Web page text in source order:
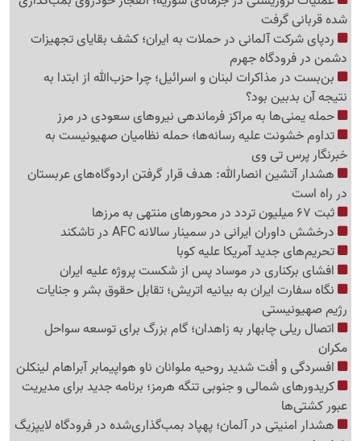
شده قربانی گرفت
ردپای شرکت آلمانی در حملات به ایران؛ کشف بقایای تجهیزات
دشمن در فرودگاه جهرم
بن‌بست در مذاکرات لبنان و اسرائیل؛ چرا حزب‌الله از ابتدا به
نتیجه آن بدبین بود؟
حمله یمنی‌ها به مراکز فرماندهی نیروهای سعودی در مرز
تداوم خشونت علیه رسانه‌ها؛ حمله نظامیان صهیونیست به
خبرنگار پرس تی وی
هشدار آتشین انصارالله: هدف قرار گرفتن اردوگاه‌های عربستان
در راه است
ثبت 67 میلیون تردد در محورهای منتهی به مرزها
درخشش داوران ایرانی در سمینار سالانه AFC در تاشکند
تحریم‌های جدید آمریکا علیه کوبا
افشای برکناری در موساد پس از شکست پروژه علیه ایران
نگاه سفارت ایران به بیانیه اتریش؛ تقابل حقوق بشر و جنایات
رژیم صهیونیستی
اتصال ریلی چابهار به زاهدان؛ گام بزرگ برای توسعه سواحل
مکران
افسردگی و اُفت شدید روحیه ملوانان ناو هواپیمابر آبراهام لینکلن
کریدورهای شمالی و جنوبی تنگه هرمز؛ برنامه جدید برای مدیریت
عبور کشتی‌ها
هشدار امنیتی در آلمان؛ پهپاد بمب‌گذاری‌شده در فرودگاه لایپزیگ